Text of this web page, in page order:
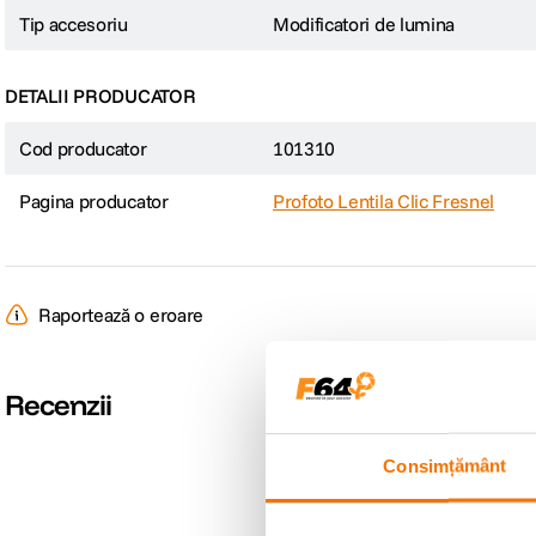
Consimțământ
Tip accesoriu Modificatori de lumina
DETALII PRODUCATOR
Cod producator 101310
Pagina producator Profoto Lentila Clic Fresnel
Raportează o eroare
Recenzii